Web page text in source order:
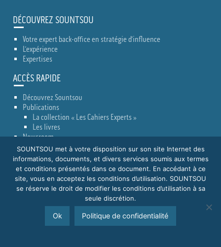
DÉCOUVREZ SOUNTSOU
Votre expert back-office en stratégie d’influence
L’expérience
Expertises
ACCÈS RAPIDE
Découvrez Sountsou
Publications
La collection « Les Cahiers Experts »
Les livres
Newsroom
Actualités
Conseils Lobbying
Emissions de radio
Presse
Contact
Retour en haut
SOUNTSOU met à votre disposition sur son site Internet des
informations, documents, et divers services soumis aux termes
et conditions présentés dans ce document. En accédant à ce
site, vous en acceptez les conditions d’utilisation. SOUNTSOU
se réserve le droit de modifier les conditions d’utilisation à sa
seule discrétion.
Ok Politique de confidentialité